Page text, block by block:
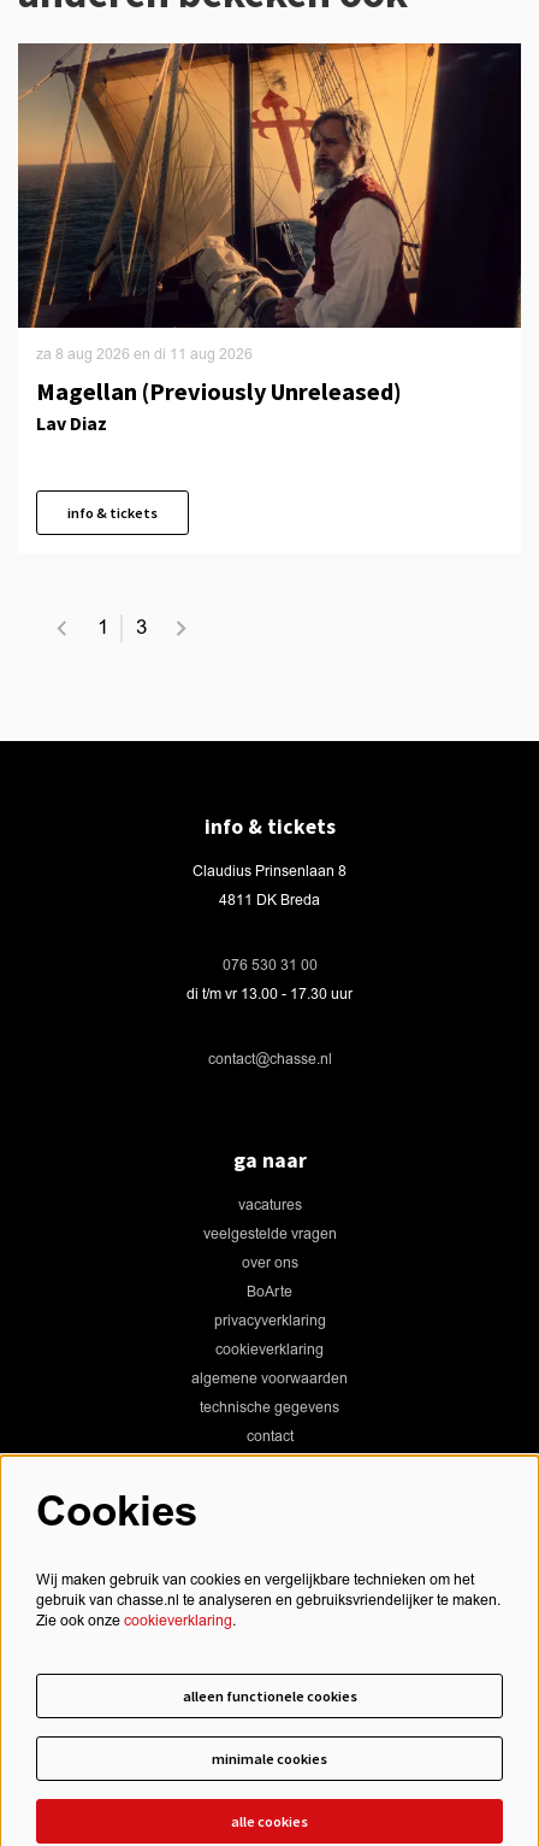
Magellan (Previously Unreleased)
Lav Diaz
za 8 aug 2026 en di 11 aug 2026
info & tickets
1 3
info & tickets
Claudius Prinsenlaan 8
4811 DK Breda
076 530 31 00
di t/m vr 13.00 - 17.30 uur
contact@chasse.nl
ga naar
vacatures
veelgestelde vragen
over ons
BoArte
privacyverklaring
cookieverklaring
algemene voorwaarden
technische gegevens
contact
Cookies
Wij maken gebruik van cookies en vergelijkbare technieken om het
gebruik van chasse.nl te analyseren en gebruiksvriendelijker te maken.
Zie ook onze cookieverklaring.
alleen functionele cookies
minimale cookies
alle cookies